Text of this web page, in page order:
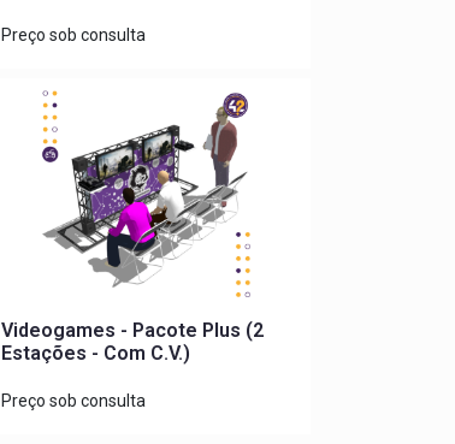
Preço sob consulta
Videogames - Pacote Plus (2
Estações - Com C.V.)
Preço sob consulta